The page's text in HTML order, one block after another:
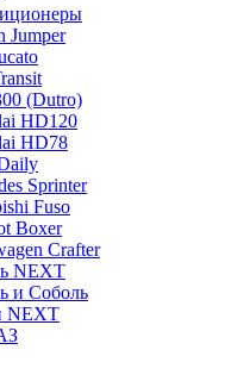
Jumper
(Dutro)
HD120
HD78
Sprinter
Fuso
Boxer
Crafter
NEXT
и Соболь
NEXT